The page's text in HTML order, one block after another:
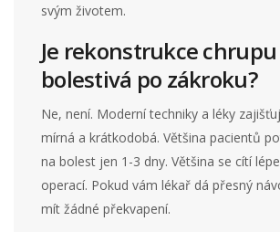
svým životem.
Je rekonstrukce chrupu
bolestivá po zákroku?
Ne, není. Moderní techniky a léky
mírná a krátkodobá. Většina pacientů
na bolest jen 1-3 dny. Většina se cítí
operací. Pokud vám lékař dá přesný
mít žádné překvapení.